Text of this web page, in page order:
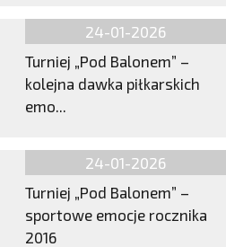
24-01-2026
Turniej „Pod Balonem” –
kolejna dawka piłkarskich
emo...
24-01-2026
Turniej „Pod Balonem” –
sportowe emocje rocznika
2016